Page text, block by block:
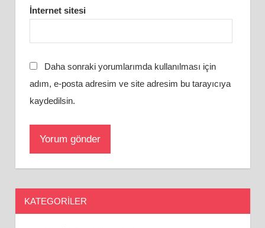
İnternet sitesi
Daha sonraki yorumlarımda kullanılması için
adım, e-posta adresim ve site adresim bu tarayıcıya
kaydedilsin.
KATEGORILER